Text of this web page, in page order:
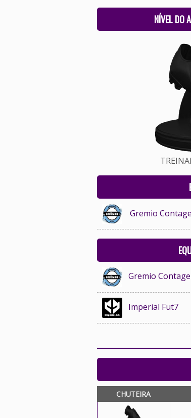
NÍVEL DO
Gremio
Gremio
Imperial Fut7
CHUTEIRA